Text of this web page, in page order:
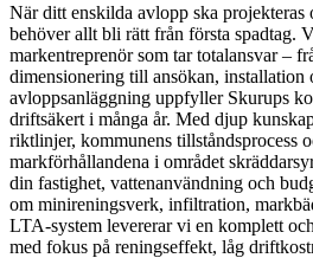
När ditt enskilda avlopp ska
behöver allt bli rätt från första spadtag.
markentreprenör som tar totalansvar –
dimensionering till ansökan, installation
avloppsanläggning uppfyller Skurups
driftsäkert i många år. Med djup
riktlinjer, kommunens tillståndsprocess
markförhållandena i området
din fastighet, vattenanvändning och
om minireningsverk, infiltration,
LTA-system levererar vi en komplett
med fokus på reningseffekt, låg